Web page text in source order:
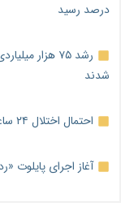
درصد رسید
رشد ۷۵ هزار
شدند
احتمال اختلال ۲۴ ساعته در سامانه‌های تأمین اجتماعی
آغاز اجرای پایلوت